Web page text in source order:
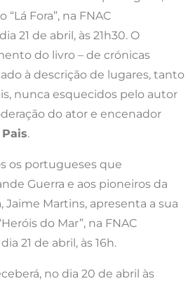
Fora”, na FNAC
21 de abril, às 21h30. O
do livro – de crónicas
à descrição de lugares, tanto
nunca esquecidos pelo autor
do ator e encenador
.
os portugueses que
Guerra e aos pioneiros da
Jaime Martins, apresenta a sua
do Mar”, na FNAC
21 de abril, às 16h.
no dia 20 de abril às